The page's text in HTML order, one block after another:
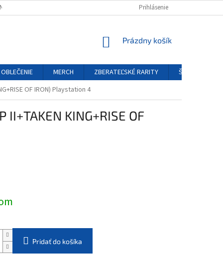
ÚDAJOV FORMULÁR ODSTÚPENIA
Prihlásenie
NÁKUPNÝ
Prázdny košík
OBLEČENIE MERCH ZBERATEĽSKÉ RARITY
ŠPECIÁLNE
OF IRON) Playstation 4
KING+RISE OF
Pridať do košíka